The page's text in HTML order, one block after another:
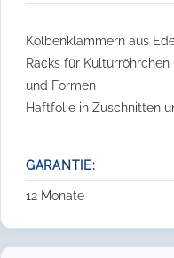
Kolbenklammern aus
Racks für
und Formen
Haftfolie in Zuschnitten
GARANTIE:
12 Monate